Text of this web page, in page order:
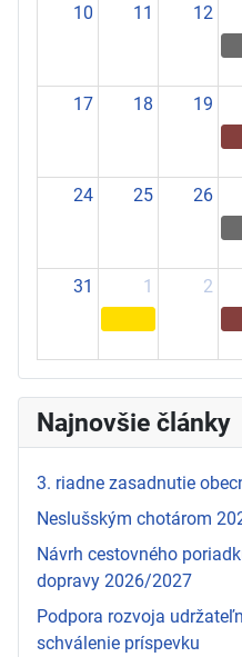
10 11 12
17 18 19
24 25 26
31 1 2
Najnovšie články
3. riadne zasadnutie
Neslušským chotárom
Návrh cestovného
dopravy 2026/2027
Podpora rozvoja
schválenie príspevku